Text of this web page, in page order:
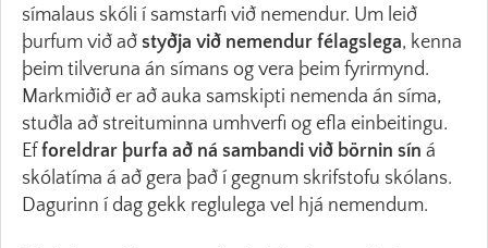
símalaus skóli í samstarfi við nemendur. Um leið
þurfum við að styðja við nemendur félagslega, kenna
þeim tilveruna án símans og vera þeim fyrirmynd.
Markmiðið er að auka samskipti nemenda án síma,
stuðla að streituminna umhverfi og efla einbeitingu.
Ef foreldrar þurfa að ná sambandi við börnin sín á
skólatíma á að gera það í gegnum skrifstofu skólans.
Dagurinn í dag gekk reglulega vel hjá nemendum.